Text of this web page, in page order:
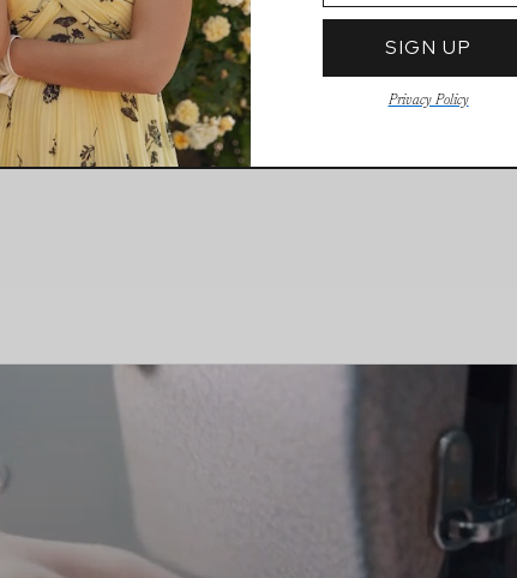
SIGN UP
Privacy Policy